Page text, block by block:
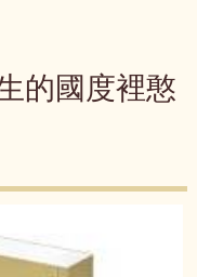
的國度裡憨